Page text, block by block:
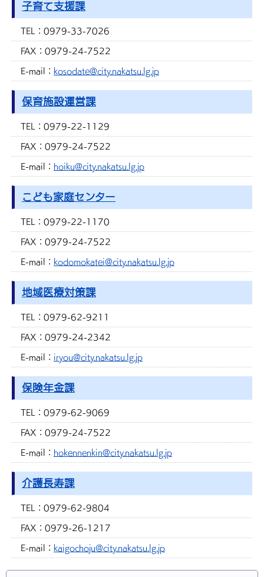
子育て支援課
TEL： 0979-33-7026
FAX： 0979-24-7522
E-mail： kosodate@city.nakatsu.lg.jp
保育施設運営課
TEL： 0979-22-1129
FAX： 0979-24-7522
E-mail： hoiku@city.nakatsu.lg.jp
こども家庭センター
TEL： 0979-22-1170
FAX： 0979-24-7522
E-mail： kodomokatei@city.nakatsu.lg.jp
地域医療対策課
TEL： 0979-62-9211
FAX： 0979-24-2342
E-mail： iryou@city.nakatsu.lg.jp
保険年金課
TEL： 0979-62-9069
FAX： 0979-24-7522
E-mail： hokennenkin@city.nakatsu.lg.jp
介護長寿課
TEL： 0979-62-9804
FAX： 0979-26-1217
E-mail： kaigochoju@city.nakatsu.lg.jp